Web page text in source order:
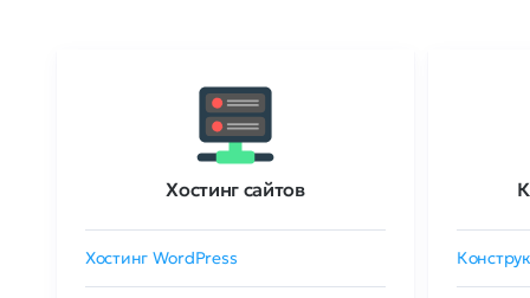
Хостинг сайтов
Хостинг WordPress